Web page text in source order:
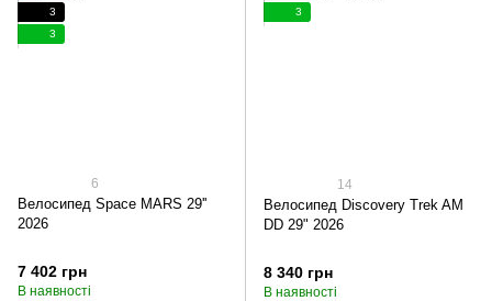
3
3
6
Велосипед Space MARS 29''
2026
7 402 грн
В наявності
3
14
Велосипед Discovery Trek AM
DD 29" 2026
8 340 грн
В наявності